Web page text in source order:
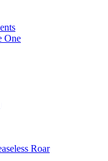
One
Roar